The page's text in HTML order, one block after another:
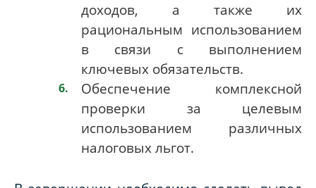
доходов, а также их
рациональным использованием
в связи с выполнением
ключевых обязательств.
Обеспечение комплексной
проверки за целевым
использованием различных
налоговых льгот.